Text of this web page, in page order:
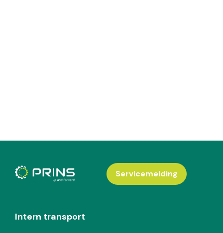
Intern transport
Servicemelding